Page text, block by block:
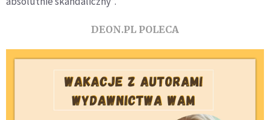
DEON.PL POLECA